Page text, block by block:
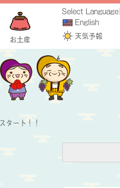
お土産
Select Language
English
天気予報
スタート！！